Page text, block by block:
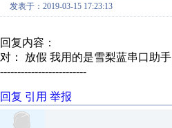
发表于：2019-03-15 17:23:13
回复内容：
对： 放假 我用的是雪梨蓝串口助手
-------------------------
回复 引用 举报